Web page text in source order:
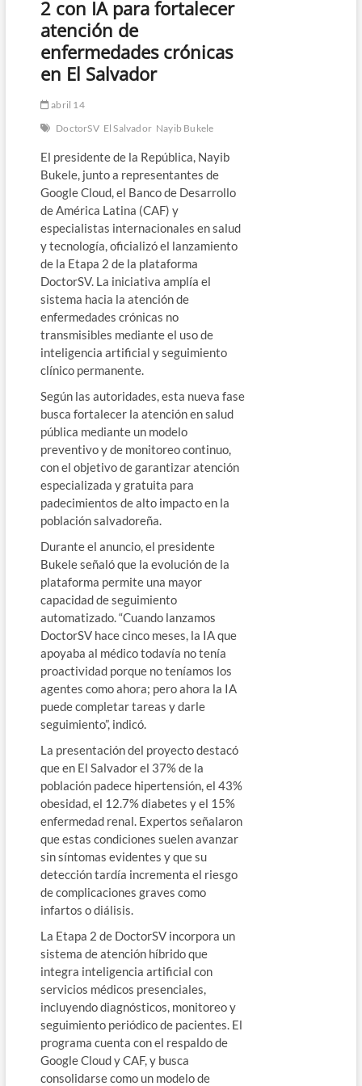
2 con IA para fortalecer
atención de
enfermedades crónicas
en El Salvador
abril 14
DoctorSV El Salvador Nayib Bukele
El presidente de la República, Nayib
Bukele, junto a representantes de
Google Cloud, el Banco de Desarrollo
de América Latina (CAF) y
especialistas internacionales en salud
y tecnología, oficializó el lanzamiento
de la Etapa 2 de la plataforma
DoctorSV. La iniciativa amplía el
sistema hacia la atención de
enfermedades crónicas no
transmisibles mediante el uso de
inteligencia artificial y seguimiento
clínico permanente.
Según las autoridades, esta nueva fase
busca fortalecer la atención en salud
pública mediante un modelo
preventivo y de monitoreo continuo,
con el objetivo de garantizar atención
especializada y gratuita para
padecimientos de alto impacto en la
población salvadoreña.
Durante el anuncio, el presidente
Bukele señaló que la evolución de la
plataforma permite una mayor
capacidad de seguimiento
automatizado. “Cuando lanzamos
DoctorSV hace cinco meses, la IA que
apoyaba al médico todavía no tenía
proactividad porque no teníamos los
agentes como ahora; pero ahora la IA
puede completar tareas y darle
seguimiento”, indicó.
La presentación del proyecto destacó
que en El Salvador el 37% de la
población padece hipertensión, el 43%
obesidad, el 12.7% diabetes y el 15%
enfermedad renal. Expertos señalaron
que estas condiciones suelen avanzar
sin síntomas evidentes y que su
detección tardía incrementa el riesgo
de complicaciones graves como
infartos o diálisis.
La Etapa 2 de DoctorSV incorpora un
sistema de atención híbrido que
integra inteligencia artificial con
servicios médicos presenciales,
incluyendo diagnósticos, monitoreo y
seguimiento periódico de pacientes. El
programa cuenta con el respaldo de
Google Cloud y CAF, y busca
consolidarse como un modelo de